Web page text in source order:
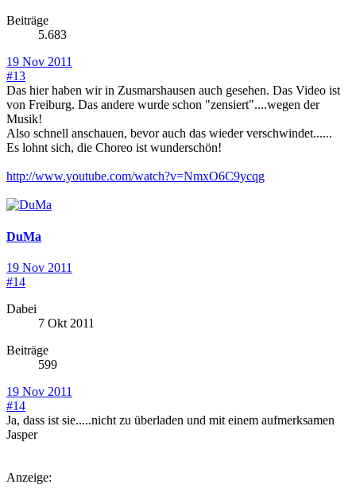
Beiträge
5.683
19 Nov 2011
#13
Das hier haben wir in Zusmarshausen auch gesehen. Das Video ist
von Freiburg. Das andere wurde schon "zensiert"....wegen der
Musik!
Also schnell anschauen, bevor auch das wieder verschwindet......
Es lohnt sich, die Choreo ist wunderschön!
http://www.youtube.com/watch?v=NmxO6C9ycqg
DuMa
19 Nov 2011
#14
Dabei
7 Okt 2011
Beiträge
599
19 Nov 2011
#14
Ja, dass ist sie.....nicht zu überladen und mit einem aufmerksamen
Jasper
Anzeige: